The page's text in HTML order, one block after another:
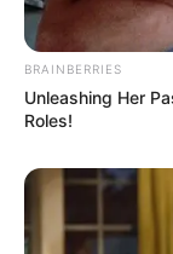
BRAINBERRIES
Unleashing Her
Roles!